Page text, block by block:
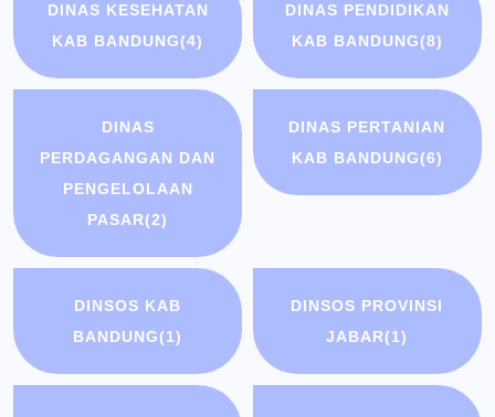
DINAS KESEHATAN
KAB BANDUNG(4)
DINAS PENDIDIKAN
KAB BANDUNG(8)
DINAS
PERDAGANGAN DAN
PENGELOLAAN
PASAR(2)
DINAS PERTANIAN
KAB BANDUNG(6)
DINSOS KAB
BANDUNG(1)
DINSOS PROVINSI
JABAR(1)